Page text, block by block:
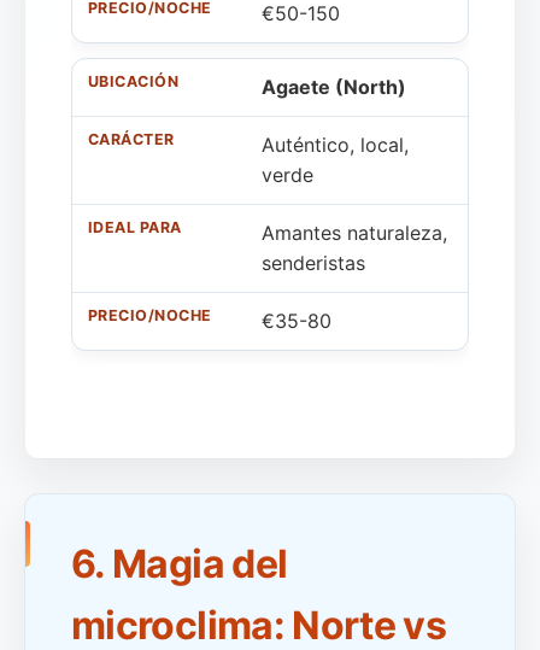
€50-150
Agaete (North)
Auténtico, local,
verde
Amantes naturaleza,
senderistas
€35-80
6. Magia del
microclima: Norte vs